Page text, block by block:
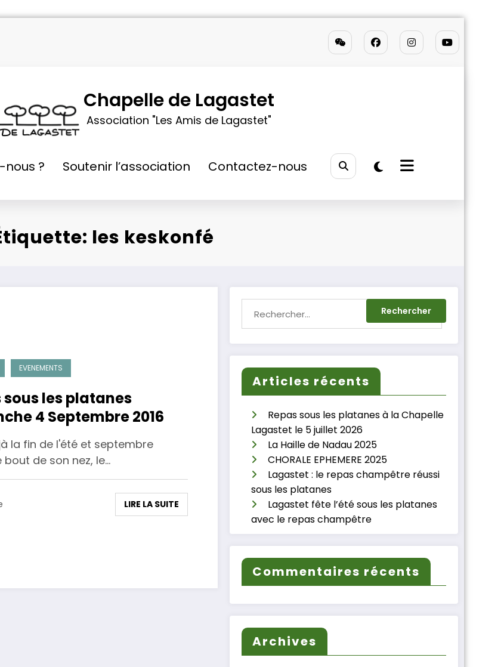
Chapelle de Lagastet
Association "Les Amis de Lagastet"
nous ? Soutenir l’association Contactez-nous
les keskonfé
EVENEMENTS
sous les platanes
4 Septembre 2016
la fin de l'été et septembre
bout de son nez, le…
LIRE LA SUITE
Articles récents
Repas sous les platanes à la Chapelle
Lagastet le 5 juillet 2026
La Haille de Nadau 2025
CHORALE EPHEMERE 2025
Lagastet : le repas champêtre réussi
sous les platanes
Lagastet fête l’été sous les platanes
avec le repas champêtre
Commentaires récents
Archives